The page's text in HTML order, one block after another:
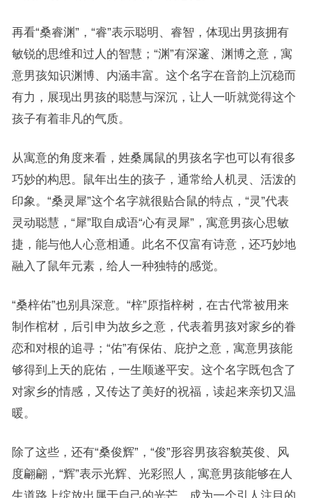
再看“桑睿渊”，“睿”表示聪明、睿智，体现出男孩拥有
敏锐的思维和过人的智慧；“渊”有深邃、渊博之意，寓
意男孩知识渊博、内涵丰富。这个名字在音韵上沉稳而
有力，展现出男孩的聪慧与深沉，让人一听就觉得这个
孩子有着非凡的气质。
从寓意的角度来看，姓桑属鼠的男孩名字也可以有很多
巧妙的构思。鼠年出生的孩子，通常给人机灵、活泼的
印象。“桑灵犀”这个名字就很贴合鼠的特点，“灵”代表
灵动聪慧，“犀”取自成语“心有灵犀”，寓意男孩心思敏
捷，能与他人心意相通。此名不仅富有诗意，还巧妙地
融入了鼠年元素，给人一种独特的感觉。
“桑梓佑”也别具深意。“梓”原指梓树，在古代常被用来
制作棺材，后引申为故乡之意，代表着男孩对家乡的眷
恋和对根的追寻；“佑”有保佑、庇护之意，寓意男孩能
够得到上天的庇佑，一生顺遂平安。这个名字既包含了
对家乡的情感，又传达了美好的祝福，读起来亲切又温
暖。
除了这些，还有“桑俊辉”，“俊”形容男孩容貌英俊、风
度翩翩，“辉”表示光辉、光彩照人，寓意男孩能够在人
生道路上绽放出属于自己的光芒，成为一个引人注目的